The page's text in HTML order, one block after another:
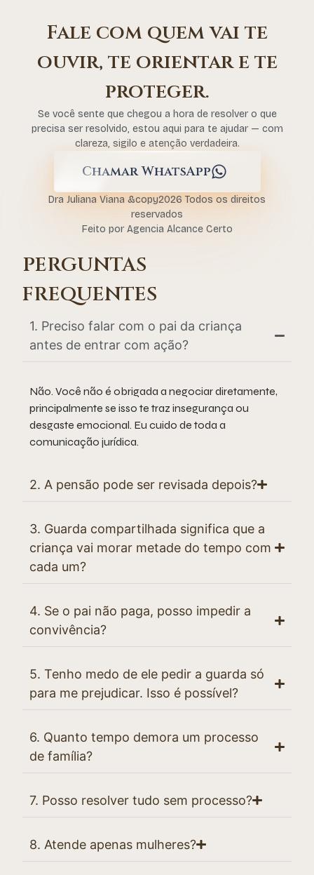
Fale com quem vai te
ouvir, te orientar e te
proteger.
Se você sente que chegou a hora de resolver o que
precisa ser resolvido, estou aqui para te ajudar — com
clareza, sigilo e atenção verdadeira.
Chamar WhatsApp
Dra Juliana Viana &copy2026 Todos os direitos
reservados
Feito por Agencia Alcance Certo
PERGUNTAS
FREQUENTES
1. Preciso falar com o pai da criança
antes de entrar com ação?
Não. Você não é obrigada a negociar diretamente,
principalmente se isso te traz insegurança ou
desgaste emocional. Eu cuido de toda a
comunicação jurídica.
2. A pensão pode ser revisada depois?
3. Guarda compartilhada significa que a
criança vai morar metade do tempo com
cada um?
4. Se o pai não paga, posso impedir a
convivência?
5. Tenho medo de ele pedir a guarda só
para me prejudicar. Isso é possível?
6. Quanto tempo demora um processo
de família?
7. Posso resolver tudo sem processo?
8. Atende apenas mulheres?